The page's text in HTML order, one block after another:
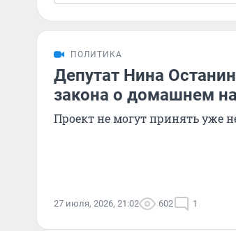
ПОЛИТИКА
Депутат Нина
закона о домашнем
Проект не могут принять уже
27 июля, 2026, 21:02 602 1